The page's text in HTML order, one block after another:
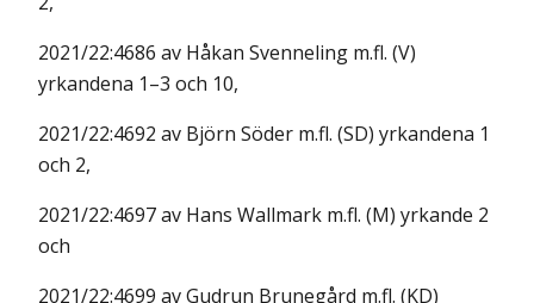
2021/22:4686 av Håkan Svenneling m.fl. (V)
yrkandena 1–3 och 10,
2021/22:4692 av Björn Söder m.fl. (SD) yrkandena 1
och 2,
2021/22:4697 av Hans Wallmark m.fl. (M) yrkande 2
och
2021/22:4699 av Gudrun Brunegård m.fl. (KD)